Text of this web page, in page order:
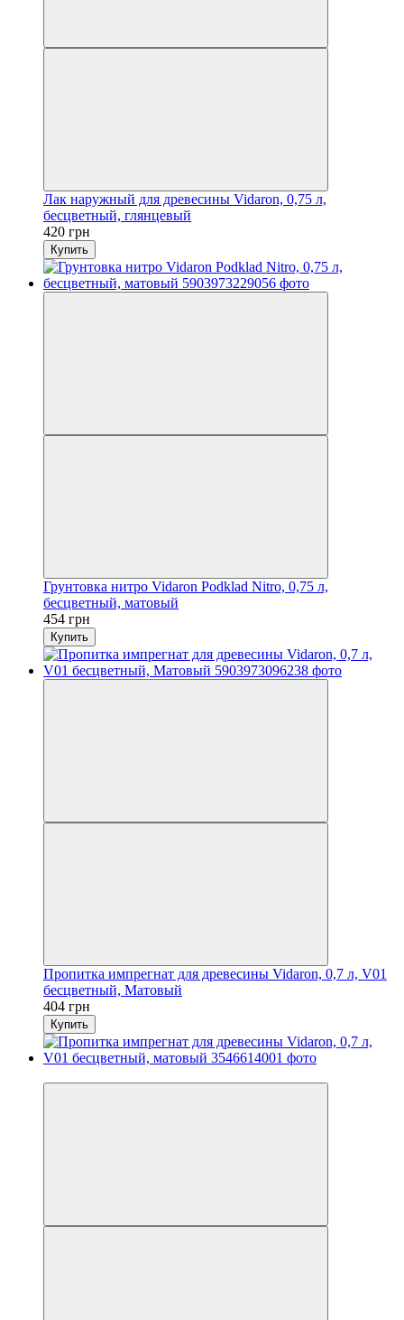
Лак наружный для древесины Vidaron, 0,75 л,
бесцветный, глянцевый
420 грн
Купить
Грунтовка нитро Vidaron Podklad Nitro, 0,75 л,
бесцветный, матовый
454 грн
Купить
Пропитка импрегнат для древесины Vidaron, 0,7 л, V01
бесцветный, Матовый
404 грн
Купить